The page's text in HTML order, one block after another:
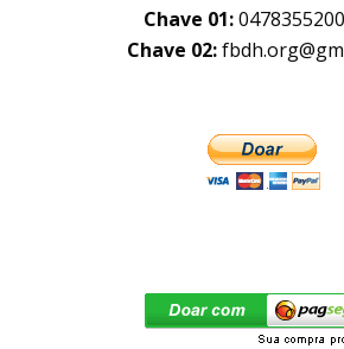
Chave 01:
Chave 02: